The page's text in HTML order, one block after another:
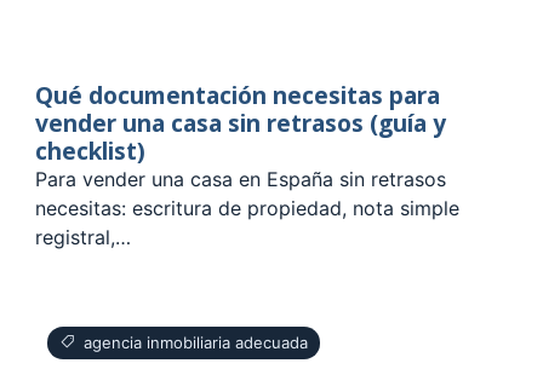
Qué documentación necesitas para
vender una casa sin retrasos (guía y
checklist)
Para vender una casa en España sin retrasos
necesitas: escritura de propiedad, nota simple
registral,…
agencia inmobiliaria adecuada